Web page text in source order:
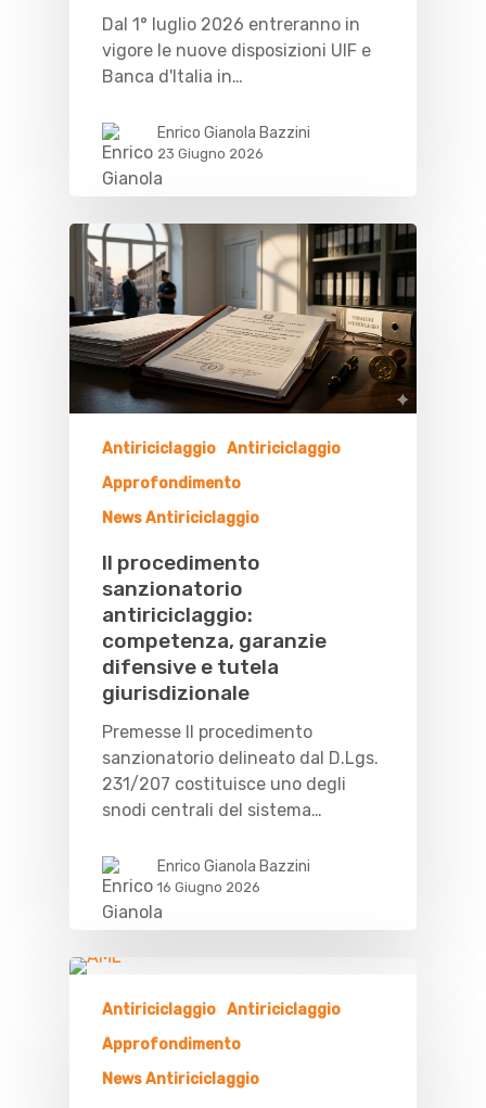
Dal 1° luglio 2026 entreranno in
vigore le nuove disposizioni UIF e
Banca d'Italia in…
Enrico Gianola Bazzini
23 Giugno 2026
Antiriciclaggio Antiriciclaggio
Approfondimento
News Antiriciclaggio
Il procedimento
sanzionatorio
antiriciclaggio:
competenza, garanzie
difensive e tutela
giurisdizionale
Premesse Il procedimento
sanzionatorio delineato dal D.Lgs.
231/207 costituisce uno degli
snodi centrali del sistema…
Enrico Gianola Bazzini
16 Giugno 2026
Antiriciclaggio Antiriciclaggio
Approfondimento
News Antiriciclaggio